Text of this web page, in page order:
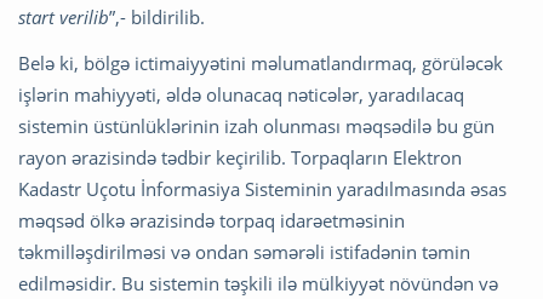
start verilib”,- bildirilib.
Belə ki, bölgə ictimaiyyətini məlumatlandırmaq, görüləcək
işlərin mahiyyəti, əldə olunacaq nəticələr, yaradılacaq
sistemin üstünlüklərinin izah olunması məqsədilə bu gün
rayon ərazisində tədbir keçirilib. Torpaqların Elektron
Kadastr Uçotu İnformasiya Sisteminin yaradılmasında əsas
məqsəd ölkə ərazisində torpaq idarəetməsinin
təkmilləşdirilməsi və ondan səmərəli istifadənin təmin
edilməsidir. Bu sistemin təşkili ilə mülkiyyət növündən və